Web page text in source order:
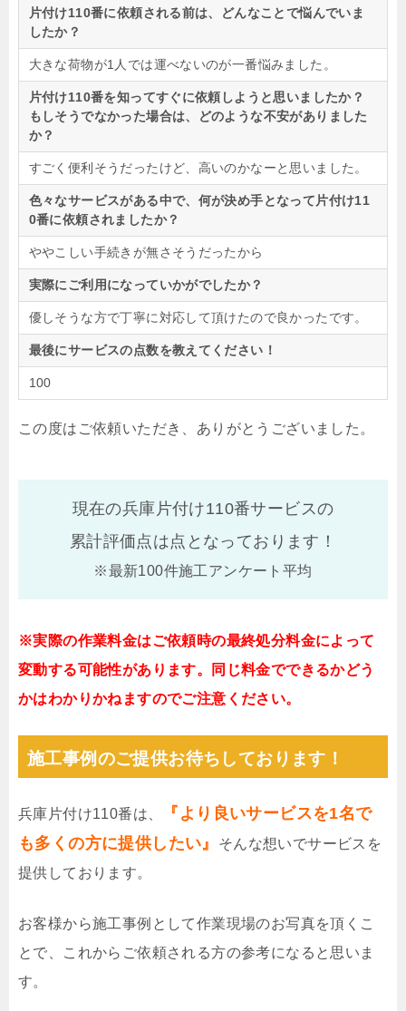
片付け110番に依頼される前は、どんなことで悩んでいま
したか？
大きな荷物が1人では運べないのが一番悩みました。
片付け110番を知ってすぐに依頼しようと思いましたか？
もしそうでなかった場合は、どのような不安がありました
か？
すごく便利そうだったけど、高いのかなーと思いました。
色々なサービスがある中で、何が決め手となって片付け11
0番に依頼されましたか？
ややこしい手続きが無さそうだったから
実際にご利用になっていかがでしたか？
優しそうな方で丁寧に対応して頂けたので良かったです。
最後にサービスの点数を教えてください！
100
この度はご依頼いただき、ありがとうございました。
現在の兵庫片付け110番サービスの
累計評価点は点となっております！
※最新100件施工アンケート平均
※実際の作業料金はご依頼時の最終処分料金によって
変動する可能性があります。同じ料金でできるかどう
かはわかりかねますのでご注意ください。
施工事例のご提供お待ちしております！
兵庫片付け110番は、
『より良いサービスを1名で
も多くの方に提供したい』
そんな想いでサービスを
提供しております。
お客様から施工事例として作業現場のお写真を頂くこ
とで、これからご依頼される方の参考になると思いま
す。